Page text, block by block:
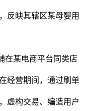
反映其辖区某母婴用
在某电商平台同类店
经营期间，通过刷单
虚构交易、编造用户